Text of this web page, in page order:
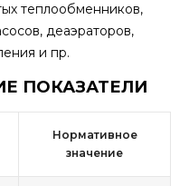
теплообменников,
деаэраторов,
и пр.
ПОКАЗАТЕЛИ
Нормативное
значение